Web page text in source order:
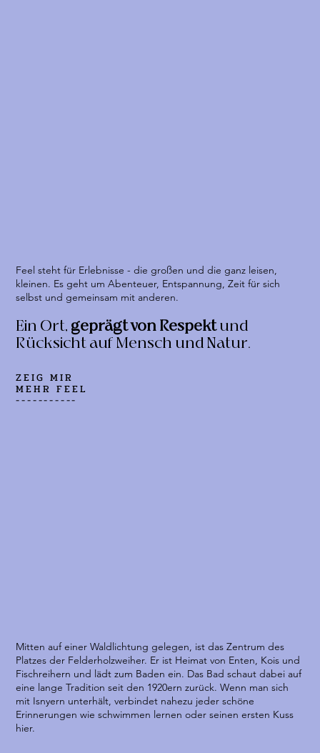
Mitten auf einer Waldlichtung gelegen, ist das Zentrum des
Platzes der Felderholzweiher. Er ist Heimat von Enten, Kois und
Fischreihern und lädt zum Baden ein. Das Bad schaut dabei auf
eine lange Tradition seit den 1920ern zurück. Wenn man sich
mit Isnyern unterhält, verbindet nahezu jeder schöne
Erinnerungen wie schwimmen lernen oder seinen ersten Kuss
hier.
Feel steht für Erlebnisse - die großen und die ganz leisen,
kleinen. Es geht um Abenteuer, Entspannung, Zeit für sich
selbst und gemeinsam mit anderen.
Ein Ort, geprägt von Respektund
Rücksicht auf Mensch und Natur.
ZEIG MIR
MEHR FEEL
-----------